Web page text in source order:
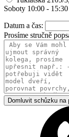
Soboty 10:00 - 15:30
Datum a čas:
Prosíme stručně
Domluvit schůzku